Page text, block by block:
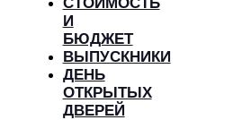
И
БЮДЖЕТ
ВЫПУСКНИКИ
ДЕНЬ
ОТКРЫТЫХ
ДВЕРЕЙ